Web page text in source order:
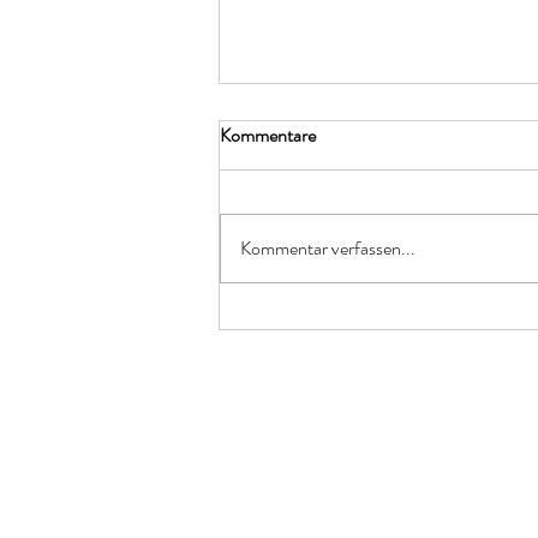
Skin Booster – Natürliche
Kommentare
Kommentar verfassen...